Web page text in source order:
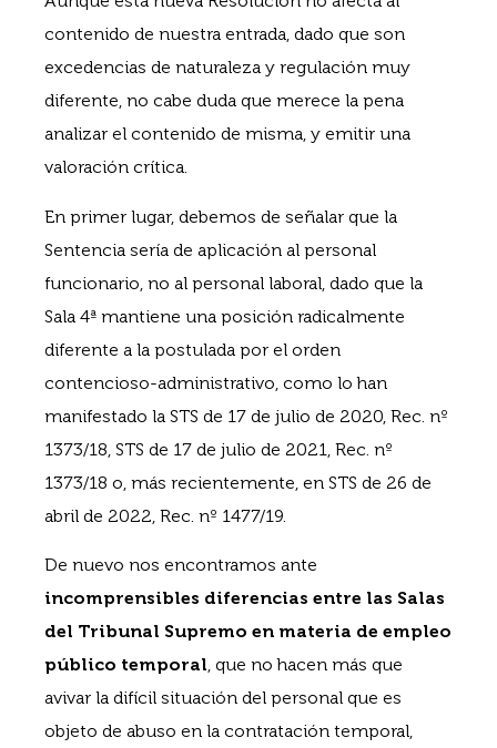
contenido de nuestra entrada, dado que son
excedencias de naturaleza y regulación muy
diferente, no cabe duda que merece la pena
analizar el contenido de misma, y emitir una
valoración crítica.
En primer lugar, debemos de señalar que la
Sentencia sería de aplicación al personal
funcionario, no al personal laboral, dado que la
Sala 4ª mantiene una posición radicalmente
diferente a la postulada por el orden
contencioso-administrativo, como lo han
manifestado la STS de 17 de julio de 2020, Rec. nº
1373/18, STS de 17 de julio de 2021, Rec. nº
1373/18 o, más recientemente, en STS de 26 de
abril de 2022, Rec. nº 1477/19.
De nuevo nos encontramos ante
incomprensibles diferencias entre las Salas
del Tribunal Supremo en materia de empleo
público temporal, que no hacen más que
avivar la difícil situación del personal que es
objeto de abuso en la contratación temporal,